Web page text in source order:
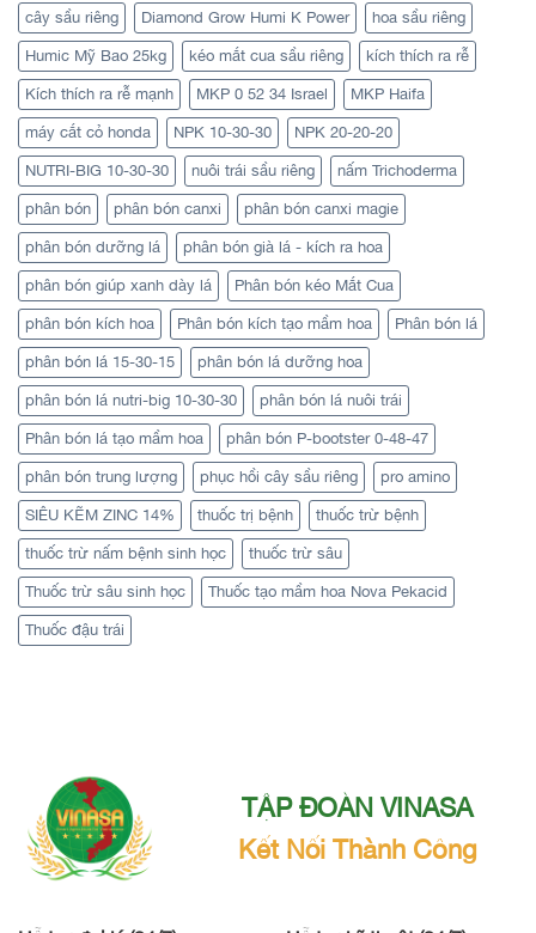
cây sầu riêng Diamond Grow Humi K Power hoa sầu riêng
Humic Mỹ Bao 25kg kéo mắt cua sầu riêng kích thích ra rễ
Kích thích ra rễ mạnh MKP 0 52 34 Israel MKP Haifa
máy cắt cỏ honda NPK 10-30-30 NPK 20-20-20
NUTRI-BIG 10-30-30 nuôi trái sầu riêng nấm Trichoderma
phân bón phân bón canxi phân bón canxi magie
phân bón dưỡng lá phân bón già lá - kích ra hoa
phân bón giúp xanh dày lá Phân bón kéo Mắt Cua
phân bón kích hoa Phân bón kích tạo mầm hoa Phân bón lá
phân bón lá 15-30-15 phân bón lá dưỡng hoa
phân bón lá nutri-big 10-30-30 phân bón lá nuôi trái
Phân bón lá tạo mầm hoa phân bón P-bootster 0-48-47
phân bón trung lượng phục hồi cây sầu riêng pro amino
SIÊU KẼM ZINC 14% thuốc trị bệnh thuốc trừ bệnh
thuốc trừ nấm bệnh sinh học thuốc trừ sâu
Thuốc trừ sâu sinh học Thuốc tạo mầm hoa Nova Pekacid
Thuốc đậu trái
TẬP ĐOÀN VINASA
Kết Nối Thành Công